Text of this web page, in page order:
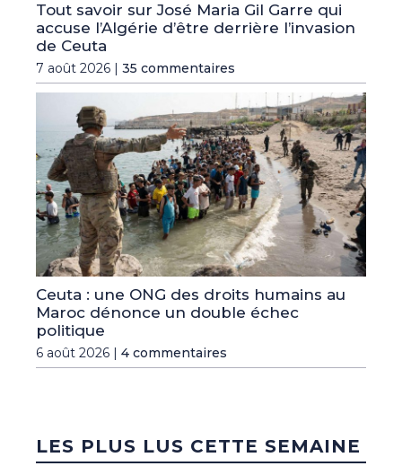
Tout savoir sur José Maria Gil Garre qui
accuse l’Algérie d’être derrière l’invasion
de Ceuta
7 août 2026 | 35 commentaires
Ceuta : une ONG des droits humains au
Maroc dénonce un double échec
politique
6 août 2026 | 4 commentaires
LES PLUS LUS CETTE SEMAINE